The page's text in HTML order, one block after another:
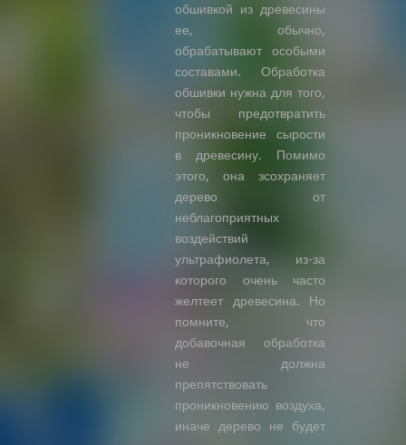
обшивкой из древесины
ее, обычно,
обрабатывают особыми
составами. Обработка
обшивки нужна для того,
чтобы предотвратить
проникновение сырости
в древесину. Помимо
этого, она зсохраняет
дерево от
неблагоприятных
воздействий
ультрафиолета, из-за
которого очень часто
желтеет древесина. Но
помните, что
добавочная обработка
не должна
препятствовать
проникновению воздуха,
иначе дерево не будет